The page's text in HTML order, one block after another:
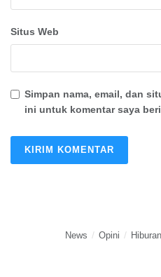
Situs Web
Simpan nama, email, dan
ini untuk komentar saya
News Opini Hiburan